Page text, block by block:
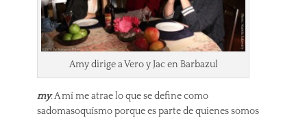
Amy dirige a Vero y Jac en Barbazul
my: A mí me atrae lo que se define como
sadomasoquísmo porque es parte de quienes somos